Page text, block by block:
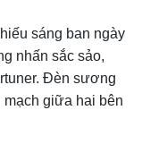
sáng ban ngày
nhấn sắc sảo,
Đèn sương
mạch giữa hai bên